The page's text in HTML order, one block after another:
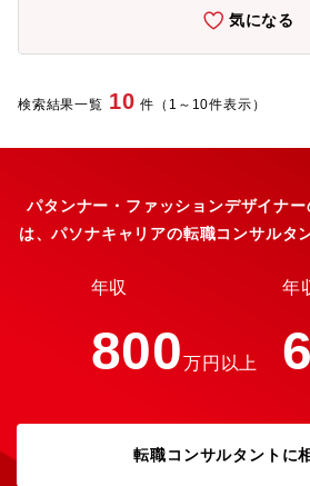
躍できます。入社後は対面でのレクチャー
全。業務に慣れた後は週3日のテレワーク
バランスを保ちながらキャリアアップを
「資産価値」を高める、やりがいの大きな
業：15-20時間程度【同社の今後の戦略】
に、国内外でのブランド強化・EC拡大・
を推進し、グローバル展開を加速してい
化とプレミアム戦略国内生産による高品質
「Tabio」ブランドの価値向上を推進。単
指します。■国内外での店舗・販路拡大国
を進めています。■EC・OMO戦略の推進
の強化と店舗との連携（OMO）により、
迅速な対応を実現。多品種少量生産による
気になる
検索結果一覧 10 件（1～10件表示）
パタンナー・ファッションデザイナ
は、パソナキャリアの転職コンサルタ
年収
800万円以上
年
転職コンサルタントに